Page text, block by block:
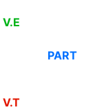
V.E
PART
V.T